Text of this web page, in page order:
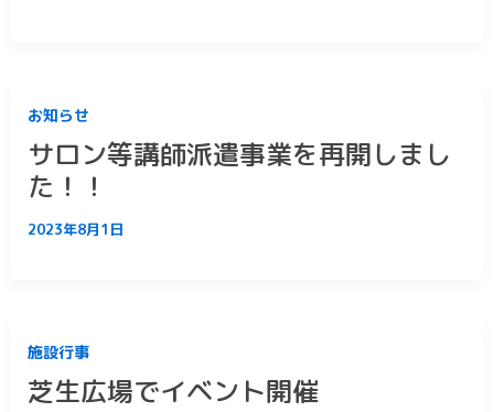
お知らせ
サロン等講師派遣事業を再開しまし
た！！
2023年8月1日
施設行事
芝生広場でイベント開催